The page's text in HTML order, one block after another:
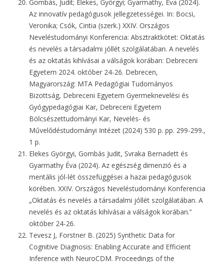
Gombás, Judit; Elekes, Györgyi; Gyarmathy, Éva (2024).
Az innovatív pedagógusok jellegzetességei. In: Bocsi,
Veronika; Csók, Cintia (szerk.) XXIV. Országos
Neveléstudományi Konferencia: Absztraktkötet: Oktatás
és nevelés a társadalmi jóllét szolgálatában. A nevelés
és az oktatás kihívásai a válságok korában: Debreceni
Egyetem 2024. október 24-26. Debrecen,
Magyarország: MTA Pedagógiai Tudományos
Bizottság, Debreceni Egyetem Gyermeknevelési és
Gyógypedagógiai Kar, Debreceni Egyetem
Bölcsészettudományi Kar, Nevelés- és
Művelődéstudományi Intézet (2024) 530 p. pp. 299-299.,
1 p.
Elekes Györgyi, Gombás Judit, Svraka Bernadett és
Gyarmathy Éva (2024). Az egészség dimenzió és a
mentális jól-lét összefüggései a hazai pedagógusok
körében. XXIV. Országos Neveléstudományi Konferencia
„Oktatás és nevelés a társadalmi jóllét szolgálatában. A
nevelés és az oktatás kihívásai a válságok korában.”
október 24-26.
Tevesz J, Forstner B. (2025) Synthetic Data for
Cognitive Diagnosis: Enabling Accurate and Efficient
Inference with NeuroCDM. Proceedings of the